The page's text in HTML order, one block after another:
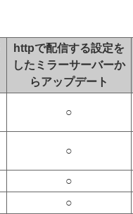
httpで配信する設定を
したミラーサーバーか
らアップデート
○
○
○
○